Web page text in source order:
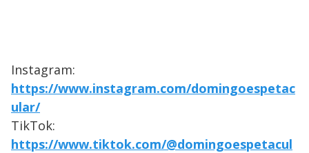
Instagram:
https://www.instagram.com/domingoespetac
ular/
TikTok:
https://www.tiktok.com/@domingoespetacul